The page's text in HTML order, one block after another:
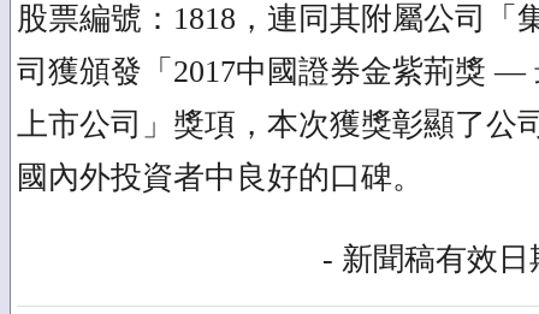
股票編號：1818，連同其附屬公司「
司獲頒發「2017中國證券金紫荊獎 —
上市公司」獎項，本次獲獎彰顯了公
國內外投資者中良好的口碑。
- 新聞稿有效日